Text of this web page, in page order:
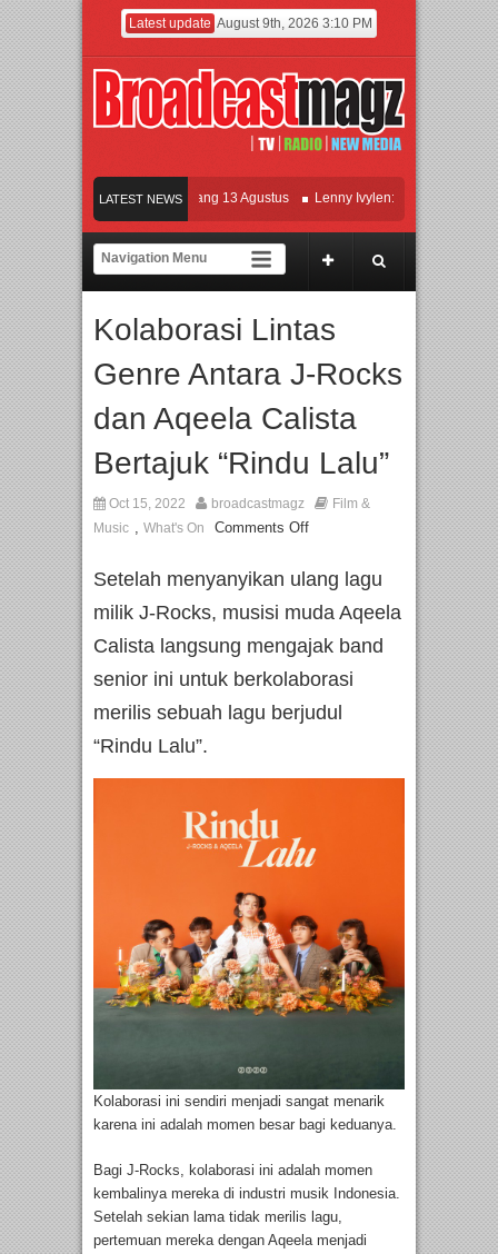
Latest update August 9th, 2026 3:10 PM
LATEST NEWS
KETOK MEJIK Siap Tayang 13 Agustus Lenny Ivylen: 26 Tahun Jaga
dan Universitas Agung Podomoro Jalin Kerja Sama Pendidikan dan Riset untuk
Kolaborasi Lintas
Genre Antara J-Rocks
dan Aqeela Calista
Bertajuk “Rindu Lalu”
Oct 15, 2022 broadcastmagz
Film &
Music , What's On Comments Off
Setelah menyanyikan ulang lagu
milik J-Rocks, musisi muda Aqeela
Calista langsung mengajak band
senior ini untuk berkolaborasi
merilis sebuah lagu berjudul
“Rindu Lalu”.
Kolaborasi ini sendiri menjadi sangat menarik
karena ini adalah momen besar bagi keduanya.
Bagi J-Rocks, kolaborasi ini adalah momen
kembalinya mereka di industri musik Indonesia.
Setelah sekian lama tidak merilis lagu,
pertemuan mereka dengan Aqeela menjadi